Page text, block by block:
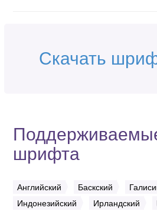
Скачать
шрифта
Английский Баскский
Индонезийский
Ирландский